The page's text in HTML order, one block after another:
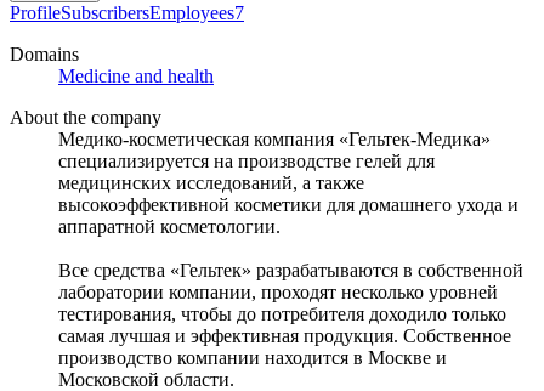
ProfileSubscribersEmployees7
Domains
Medicine and health
About the company
Медико-косметическая компания «Гельтек-Медика»
специализируется на производстве гелей для
медицинских исследований, а также
высокоэффективной косметики для домашнего ухода и
аппаратной косметологии.
Все средства «Гельтек» разрабатываются в собственной
лаборатории компании, проходят несколько уровней
тестирования, чтобы до потребителя доходило только
самая лучшая и эффективная продукция. Собственное
производство компании находится в Москве и
Московской области.